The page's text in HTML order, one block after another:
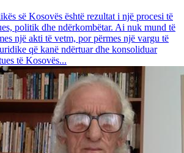
së Kosovës është rezultat i një procesi të
politik dhe ndërkombëtar. Ai nuk mund të
një akti të vetm, por përmes një vargu të
që kanë ndërtuar dhe konsoliduar
të Kosovës...